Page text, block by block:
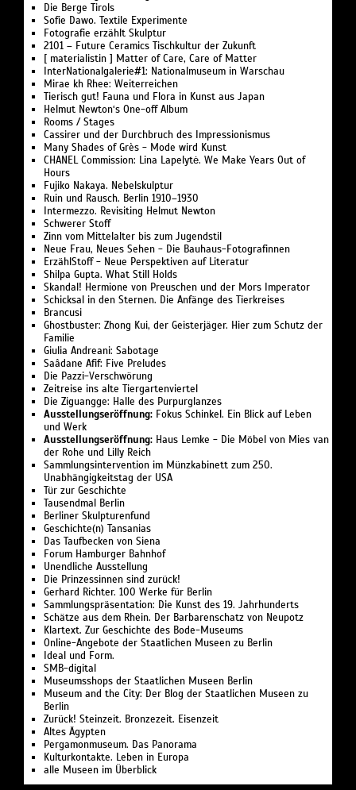
Ausstellungseröffnung:
Die Berge Tirols
Sofie Dawo. Textile Experimente
Fotografie erzählt Skulptur
2101 – Future Ceramics Tischkultur der Zukunft
[ materialistin ] Matter of Care, Care of Matter
InterNationalgalerie#1: Nationalmuseum in Warschau
Mirae kh Rhee: Weiterreichen
Tierisch gut! Fauna und Flora in Kunst aus Japan
Helmut Newton‘s One-off Album
Rooms / Stages
Cassirer und der Durchbruch des Impressionismus
Many Shades of Grès - Mode wird Kunst
CHANEL Commission: Lina Lapelytė. We Make Years Out of
Hours
Fujiko Nakaya. Nebelskulptur
Ruin und Rausch. Berlin 1910–1930
Intermezzo. Revisiting Helmut Newton
Schwerer Stoff
Zinn vom Mittelalter bis zum Jugendstil
Neue Frau, Neues Sehen - Die Bauhaus-Fotografinnen
ErzählStoff - Neue Perspektiven auf Literatur
Shilpa Gupta. What Still Holds
Skandal! Hermione von Preuschen und der Mors Imperator
Schicksal in den Sternen. Die Anfänge des Tierkreises
Brancusi
Ghostbuster: Zhong Kui, der Geisterjäger. Hier zum Schutz der
Familie
Giulia Andreani: Sabotage
Saâdane Afif: Five Preludes
Die Pazzi-Verschwörung
Zeitreise ins alte Tiergartenviertel
Die Ziguangge: Halle des Purpurglanzes
Ausstellungseröffnung:
und Werk
Ausstellungseröffnung:
der Rohe und Lilly Reich
Sammlungsintervention im Münzkabinett zum 250.
Unabhängigkeitstag der USA
Tür zur Geschichte
Tausendmal Berlin
Berliner Skulpturenfund
Geschichte(n) Tansanias
Das Taufbecken von Siena
Forum Hamburger Bahnhof
Unendliche Ausstellung
Die Prinzessinnen sind zurück!
Gerhard Richter. 100 Werke für Berlin
Sammlungspräsentation: Die Kunst des 19. Jahrhunderts
Schätze aus dem Rhein. Der Barbarenschatz von Neupotz
Klartext. Zur Geschichte des Bode-Museums
Online-Angebote der Staatlichen Museen zu Berlin
Ideal und Form.
SMB-digital
Museumsshops der Staatlichen Museen Berlin
Museum and the City: Der Blog der Staatlichen Museen zu
Berlin
Zurück! Steinzeit. Bronzezeit. Eisenzeit
Altes Ägypten
Pergamonmuseum. Das Panorama
Kulturkontakte. Leben in Europa
alle Museen im Überblick